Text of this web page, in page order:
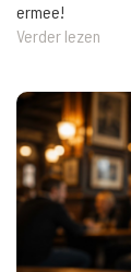
ermee!
Verder lezen